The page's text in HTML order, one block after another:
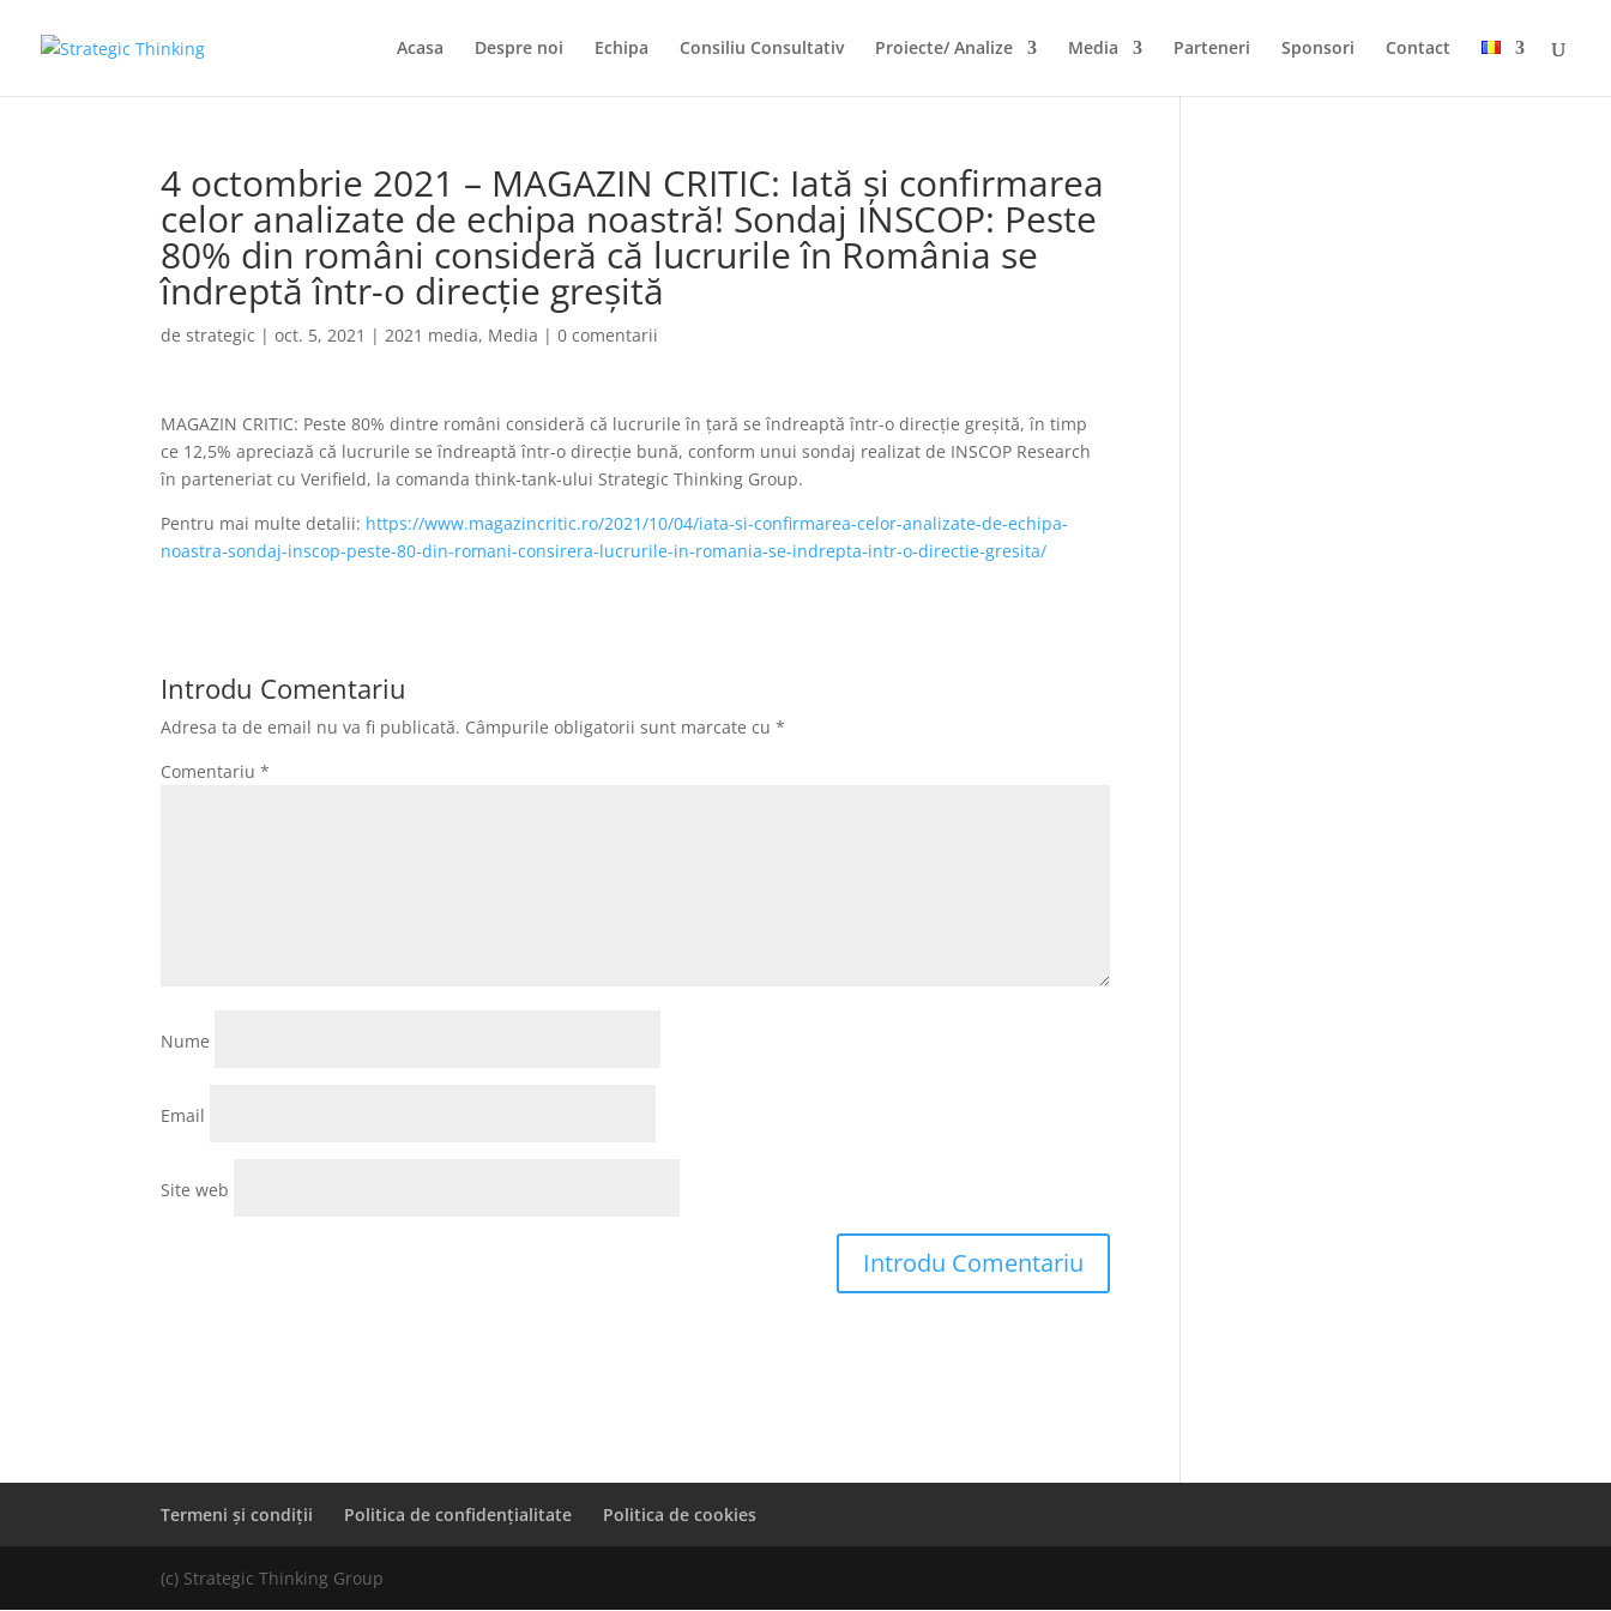
Acasa Despre noi Echipa Consiliu Consultativ Proiecte/ Analize Media Parteneri Sponsori Contact
4 octombrie 2021 – MAGAZIN CRITIC: Iată și confirmarea
celor analizate de echipa noastră! Sondaj INSCOP: Peste
80% din români consideră că lucrurile în România se
îndreptă într-o direcție greșită
destrategic |oct. 5, 2021 |2021 media, Media |0 comentarii
MAGAZIN CRITIC: Peste 80% dintre români consideră că lucrurile în ţară se îndreaptă într-o direcţie greşită, în timp
ce 12,5% apreciază că lucrurile se îndreaptă într-o direcţie bună, conform unui sondaj realizat de INSCOP Research
în parteneriat cu Verifield, la comanda think-tank-ului Strategic Thinking Group.
Pentru mai multe detalii: https://www.magazincritic.ro/2021/10/04/iata-si-confirmarea-celor-analizate-de-echipa-
noastra-sondaj-inscop-peste-80-din-romani-consirera-lucrurile-in-romania-se-indrepta-intr-o-directie-gresita/
Introdu Comentariu
Adresa ta de email nu va fi publicată. Câmpurile obligatorii sunt marcate cu*
Comentariu*
Nume
Email
Site web
Termeni și condiții Politica de confidențialitate Politica de cookies
(c) Strategic Thinking Group